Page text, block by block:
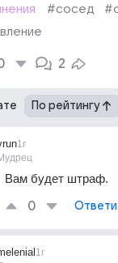
#сосед
2
По рейтингу
1г
Вам будет штраф.
0
1г